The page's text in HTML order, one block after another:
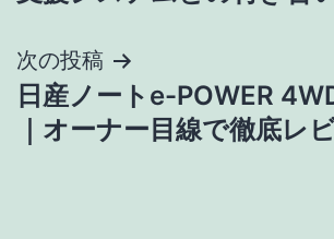
ビ
ゲ
次の投稿
日産ノートe-POWER
｜オーナー目線で徹底レ